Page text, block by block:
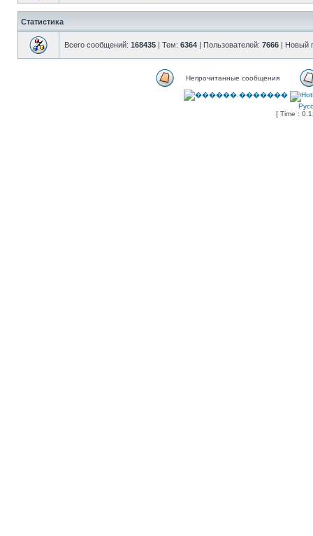
Статистика
Всего сообщений: 168435 | Тем: 6364 | Пользователей: 7666 | Новый
Непрочитанные сообщения
[ Time :